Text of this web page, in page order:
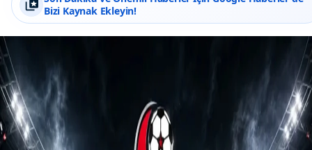
Bizi Kaynak Ekleyin!